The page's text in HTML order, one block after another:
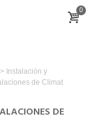
0
> Instalación y
de Climat
DE